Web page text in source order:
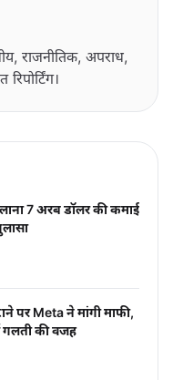
राजनीतिक, अपराध,
7 अरब डॉलर की कमाई
पर Meta ने मांगी माफी,
की वजह